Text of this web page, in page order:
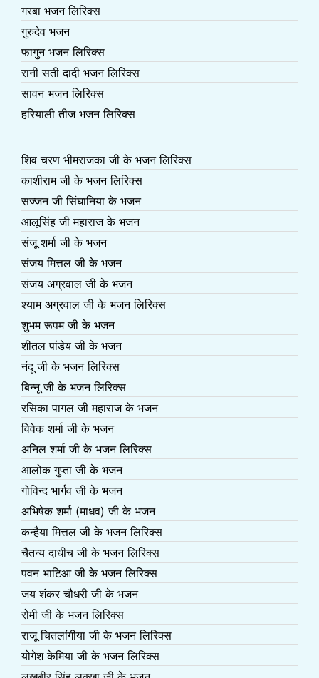
गरबा भजन लिरिक्स
गुरुदेव भजन
फागुन भजन लिरिक्स
रानी सती दादी भजन लिरिक्स
सावन भजन लिरिक्स
हरियाली तीज भजन लिरिक्स
शिव चरण भीमराजका जी के भजन लिरिक्स
काशीराम जी के भजन लिरिक्स
सज्जन जी सिंघानिया के भजन
आलूसिंह जी महाराज के भजन
संजू शर्मा जी के भजन
संजय मित्तल जी के भजन
संजय अग्रवाल जी के भजन
श्याम अग्रवाल जी के भजन लिरिक्स
शुभम रूपम जी के भजन
शीतल पांडेय जी के भजन
नंदू जी के भजन लिरिक्स
बिन्नू जी के भजन लिरिक्स
रसिका पागल जी महाराज के भजन
विवेक शर्मा जी के भजन
अनिल शर्मा जी के भजन लिरिक्स
आलोक गुप्ता जी के भजन
गोविन्द भार्गव जी के भजन
अभिषेक शर्मा (माधव) जी के भजन
कन्हैया मित्तल जी के भजन लिरिक्स
चैतन्य दाधीच जी के भजन लिरिक्स
पवन भाटिआ जी के भजन लिरिक्स
जय शंकर चौधरी जी के भजन
रोमी जी के भजन लिरिक्स
राजू चितलांगीया जी के भजन लिरिक्स
योगेश केमिया जी के भजन लिरिक्स